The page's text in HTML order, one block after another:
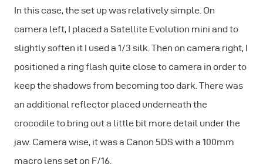
In this case, the set up was relatively simple. On
camera left, I placed a Satellite Evolution mini and to
slightly soften it I used a 1/3 silk. Then on camera right, I
positioned a ring flash quite close to camera in order to
keep the shadows from becoming too dark. There was
an additional reflector placed underneath the
crocodile to bring out a little bit more detail under the
jaw. Camera wise, it was a Canon 5DS with a 100mm
macro lens set on F/16.